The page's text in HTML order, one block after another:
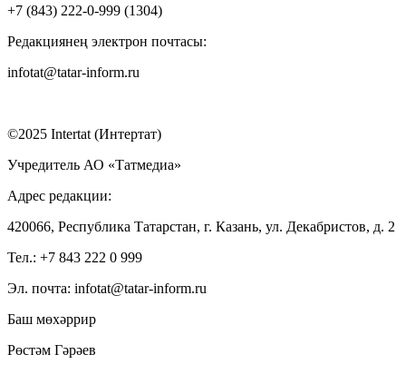
+7 (843) 222-0-999 (1304)
Редакциянең электрон почтасы:
infotat@tatar-inform.ru
©2025 Intertat (Интертат)
Учредитель АО «Татмедиа»
Адрес редакции:
420066, Республика Татарстан, г. Казань, ул. Декабристов, д. 2
Тел.: +7 843 222 0 999
Эл. почта: infotat@tatar-inform.ru
Баш мөхәррир
Рөстәм Гәрәев